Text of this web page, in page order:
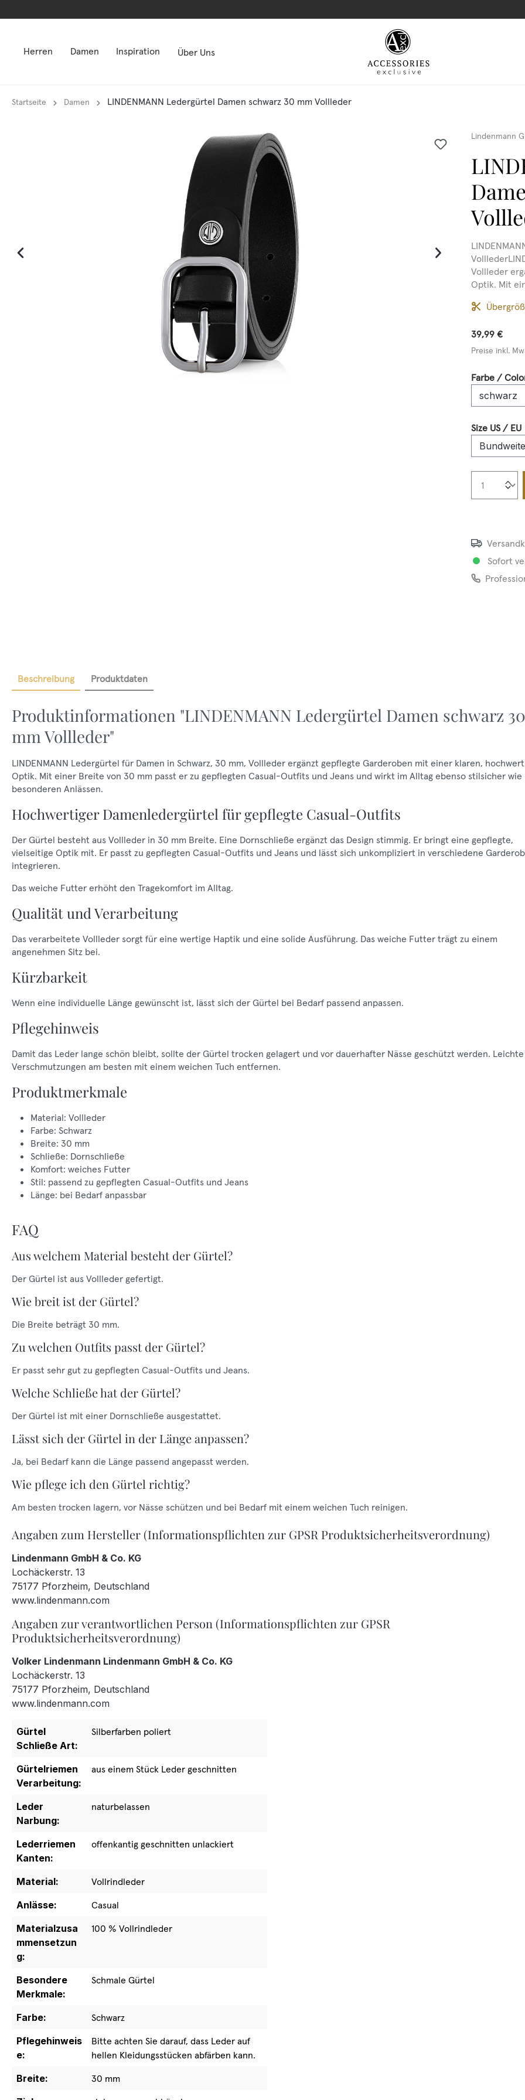
Herren Damen Inspiration Über Uns
Startseite Damen LINDENMANN Ledergürtel Damen schwarz 30 mm Vollleder
Lindenmann
Vollleder
Optik. Mit
39,99 €
Preise inkl.
Farbe /
Size US / EU
Sofort
Beschreibung Produktdaten
Produktinformationen "LINDENMANN Ledergürtel Damen schwarz 30
mm Vollleder"
LINDENMANN Ledergürtel für Damen in Schwarz, 30 mm, Vollleder ergänzt gepflegte Garderoben mit einer klaren,
Optik. Mit einer Breite von 30 mm passt er zu gepflegten Casual-Outfits und Jeans und wirkt im Alltag ebenso stilsicher wie
besonderen Anlässen.
Hochwertiger Damenledergürtel für gepflegte Casual-Outfits
Der Gürtel besteht aus Vollleder in 30 mm Breite. Eine Dornschließe ergänzt das Design stimmig. Er bringt eine gepflegte,
vielseitige Optik mit. Er passt zu gepflegten Casual-Outfits und Jeans und lässt sich unkompliziert in verschiedene
integrieren.
Das weiche Futter erhöht den Tragekomfort im Alltag.
Qualität und Verarbeitung
Das verarbeitete Vollleder sorgt für eine wertige Haptik und eine solide Ausführung. Das weiche Futter trägt zu einem
angenehmen Sitz bei.
Kürzbarkeit
Wenn eine individuelle Länge gewünscht ist, lässt sich der Gürtel bei Bedarf passend anpassen.
Pflegehinweis
Damit das Leder lange schön bleibt, sollte der Gürtel trocken gelagert und vor dauerhafter Nässe geschützt werden. Leichte
Verschmutzungen am besten mit einem weichen Tuch entfernen.
Produktmerkmale
Material: Vollleder
Farbe: Schwarz
Breite: 30 mm
Schließe: Dornschließe
Komfort: weiches Futter
Stil: passend zu gepflegten Casual-Outfits und Jeans
Länge: bei Bedarf anpassbar
FAQ
Aus welchem Material besteht der Gürtel?
Der Gürtel ist aus Vollleder gefertigt.
Wie breit ist der Gürtel?
Die Breite beträgt 30 mm.
Zu welchen Outfits passt der Gürtel?
Er passt sehr gut zu gepflegten Casual-Outfits und Jeans.
Welche Schließe hat der Gürtel?
Der Gürtel ist mit einer Dornschließe ausgestattet.
Lässt sich der Gürtel in der Länge anpassen?
Ja, bei Bedarf kann die Länge passend angepasst werden.
Wie pflege ich den Gürtel richtig?
Am besten trocken lagern, vor Nässe schützen und bei Bedarf mit einem weichen Tuch reinigen.
Angaben zum Hersteller (Informationspflichten zur GPSR Produktsicherheitsverordnung)
Lindenmann GmbH & Co. KG
Lochäckerstr. 13
75177 Pforzheim, Deutschland
www.lindenmann.com
Angaben zur verantwortlichen Person (Informationspflichten zur GPSR
Produktsicherheitsverordnung)
Volker Lindenmann Lindenmann GmbH & Co. KG
Lochäckerstr. 13
75177 Pforzheim, Deutschland
www.lindenmann.com
Gürtel
Schließe Art:
Silberfarben poliert
Gürtelriemen
Verarbeitung:
aus einem Stück Leder geschnitten
Leder
Narbung:
naturbelassen
Lederriemen
Kanten:
offenkantig geschnitten unlackiert
Material:
Vollrindleder
Anlässe:
Casual
Materialzusa
mmensetzun
g:
100 % Vollrindleder
Besondere
Merkmale:
Schmale Gürtel
Farbe:
Schwarz
Pflegehinweis
e:
Bitte achten Sie darauf, dass Leder auf
hellen Kleidungsstücken abfärben kann.
Breite:
30 mm